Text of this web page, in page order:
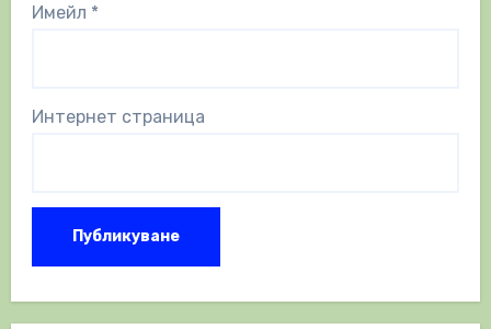
Имейл *
Интернет страница